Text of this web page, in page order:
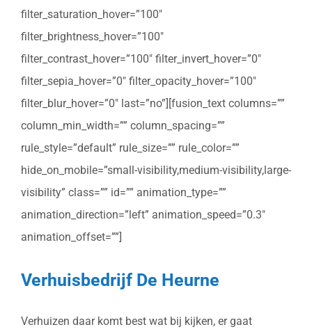
filter_saturation_hover=”100″
filter_brightness_hover=”100″
filter_contrast_hover=”100″ filter_invert_hover=”0″
filter_sepia_hover=”0″ filter_opacity_hover=”100″
filter_blur_hover=”0″ last=”no”][fusion_text columns=””
column_min_width=”” column_spacing=””
rule_style=”default” rule_size=”” rule_color=””
hide_on_mobile=”small-visibility,medium-visibility,large-
visibility” class=”” id=”” animation_type=””
animation_direction=”left” animation_speed=”0.3″
animation_offset=””]
Verhuisbedrijf De Heurne
Verhuizen daar komt best wat bij kijken, er gaat